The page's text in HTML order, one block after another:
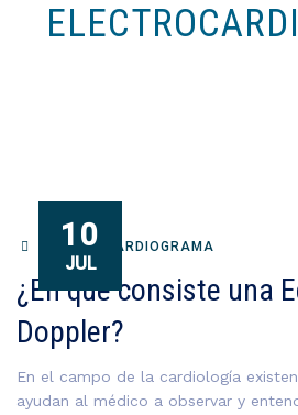
10
JUL
ELECTROCARDIOGRAMA
¿En qué consiste una
Doppler?
En el campo de la cardiología
ayudan al médico a observar y